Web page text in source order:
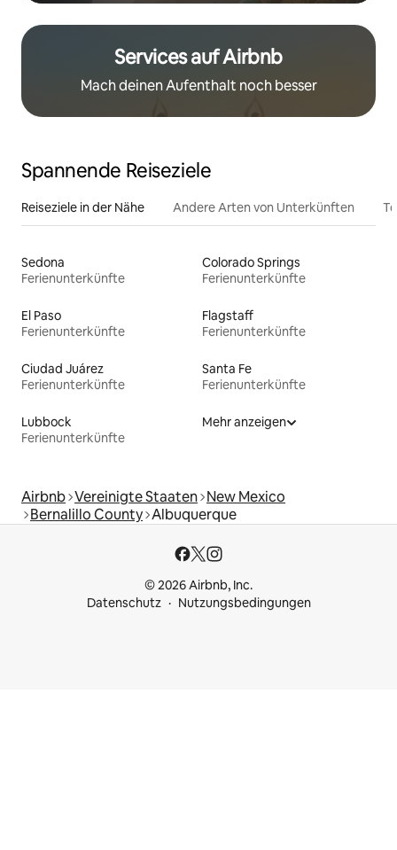
Services auf Airbnb
Mach deinen Aufenthalt noch besser
Spannende Reiseziele
Reiseziele in der Nähe Andere Arten von Unterkünften
Sedona
Ferienunterkünfte
Colorado Springs
Ferienunterkünfte
El Paso
Ferienunterkünfte
Flagstaff
Ferienunterkünfte
Ciudad Juárez
Ferienunterkünfte
Santa Fe
Ferienunterkünfte
Lubbock
Ferienunterkünfte
Mehr anzeigen
Airbnb Vereinigte Staaten New Mexico
Bernalillo County Albuquerque
© 2026 Airbnb, Inc.
Datenschutz
Nutzungsbedingungen